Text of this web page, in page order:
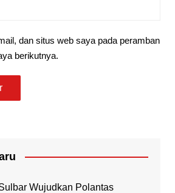
dan situs web saya pada peramban
berikutnya.
Wujudkan Polantas